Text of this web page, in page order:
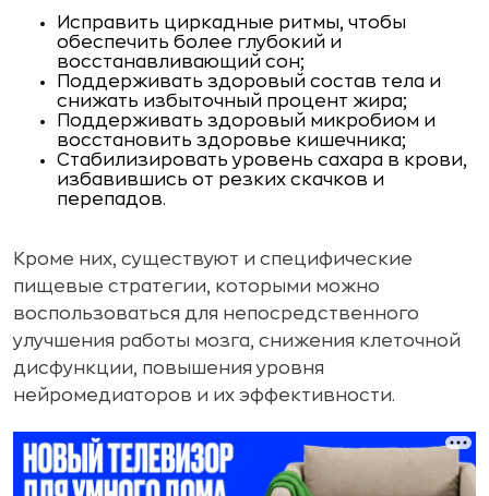
Исправить циркадные ритмы, чтобы
обеспечить более глубокий и
восстанавливающий сон;
Поддерживать здоровый состав тела и
снижать избыточный процент жира;
Поддерживать здоровый микробиом и
восстановить здоровье кишечника;
Стабилизировать уровень сахара в крови,
избавившись от резких скачков и
перепадов.
Кроме них, существуют и специфические
пищевые стратегии, которыми можно
воспользоваться для непосредственного
улучшения работы мозга, снижения клеточной
дисфункции, повышения уровня
нейромедиаторов и их эффективности.